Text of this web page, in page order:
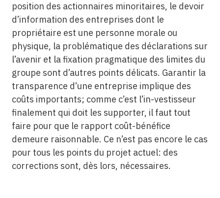
position des actionnaires minoritaires, le devoir
d’information des entreprises dont le
propriétaire est une personne morale ou
physique, la problématique des déclarations sur
l’avenir et la fixation pragmatique des limites du
groupe sont d’autres points délicats. Garantir la
transparence d’une entreprise implique des
coûts importants; comme c’est l’in-vestisseur
finalement qui doit les supporter, il faut tout
faire pour que le rapport coût-bénéfice
demeure raisonnable. Ce n’est pas encore le cas
pour tous les points du projet actuel: des
corrections sont, dès lors, nécessaires.